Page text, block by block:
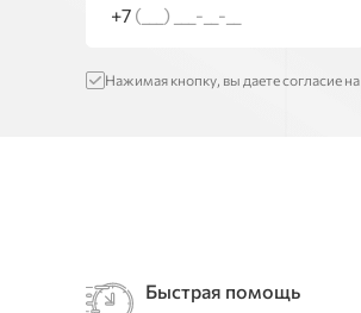
+7 (___) ___-__-__
Нажимая кнопку, вы даете согласие на
Быстрая помощь